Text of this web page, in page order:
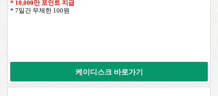
* 10,000만 포인트 지급
* 7일간 무제한 100원
케이디스크 바로가기